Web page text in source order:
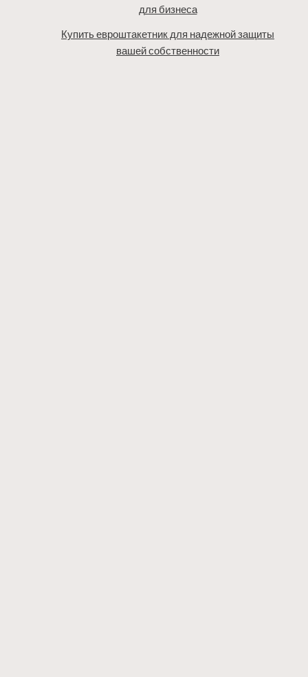
для бизнеса
Купить евроштакетник для надежной защиты
вашей собственности